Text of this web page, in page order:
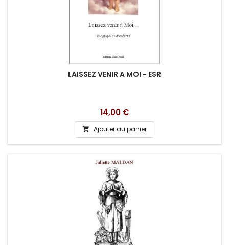
LAISSEZ VENIR A MOI - ESR
Prix
14,00 €
 Ajouter au panier